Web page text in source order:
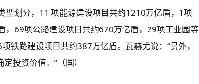
型划分，11 项能源建设项目共约1210万亿盾，1项
，69项公路建设项目共约670万亿盾，29项工业园等
铁路建设项目共约387万亿盾。瓦赫尤说：“另外，
投资价值。”（国）